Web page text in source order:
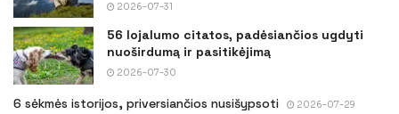
2026-07-31
56 lojalumo citatos, padėsiančios ugdyti
nuoširdumą ir pasitikėjimą
2026-07-30
6 sėkmės istorijos, priversiančios nusišypsoti 2026-07-29